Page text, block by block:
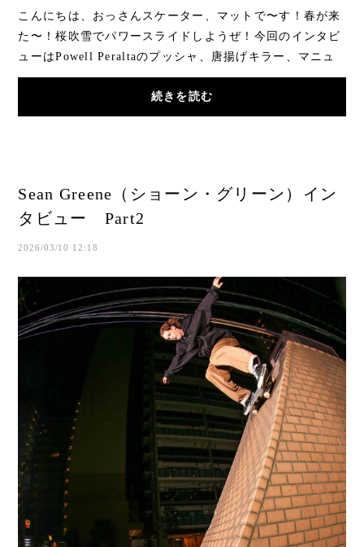
こんにちは、おっさんスケーター、マットで〜す！春が来
た〜！桜吹雪でパワースライドしようぜ！今回のインタビ
ューはPowell Peraltaのプッシャ、唐揚げキラー、マニュ
アルマスター Spencer Semien（スペンサー・...
続きを読む
Sean Greene（ショーン・グリーン）イン
タビュー Part2
2026/03/10 12:18